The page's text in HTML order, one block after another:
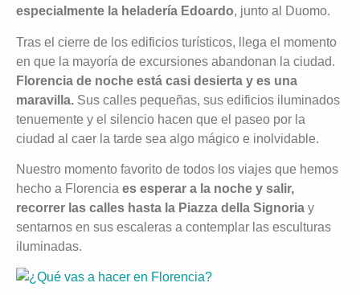
especialmente la heladería Edoardo, junto al Duomo.
Tras el cierre de los edificios turísticos, llega el momento
en que la mayoría de excursiones abandonan la ciudad.
Florencia de noche está casi desierta y es una
maravilla. Sus calles pequeñas, sus edificios iluminados
tenuemente y el silencio hacen que el paseo por la
ciudad al caer la tarde sea algo mágico e inolvidable.
Nuestro momento favorito de todos los viajes que hemos
hecho a Florencia es esperar a la noche y salir,
recorrer las calles hasta la Piazza della Signoria y
sentarnos en sus escaleras a contemplar las esculturas
iluminadas.